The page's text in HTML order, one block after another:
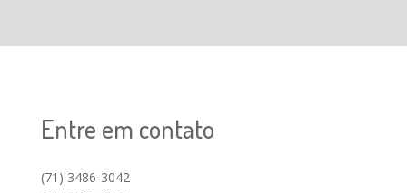
Entre em contato
(71) 3486-3042